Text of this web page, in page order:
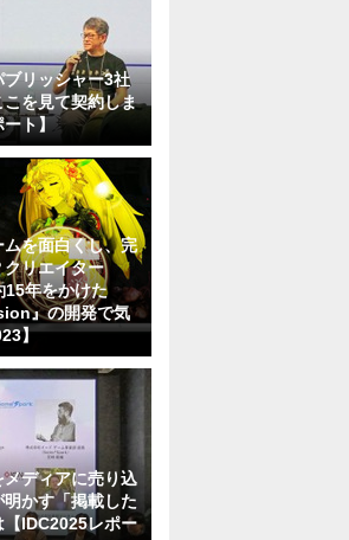
リッシャー3社
を見て契約しま
ート】
を面白くし、完
リエイター
15年をかけた
』の開発で気
】
ディアに売り込
かす「掲載した
IDC2025レポー